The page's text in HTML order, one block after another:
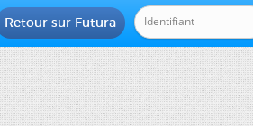
Retour sur Futura